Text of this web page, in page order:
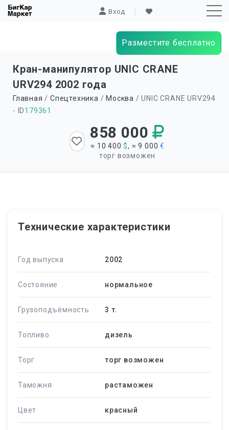
Вход
Разместите бесплатно
Кран-манипулятор UNIC CRANE
URV294 2002 года
Главная /Спецтехника / Москва / UNIC CRANE URV294
- ID179361
858 000
≈ 10 400$, ≈ 9 000€
торг возможен
Технические характеристики
Год выпуска 2002
Состояние нормальное
Грузоподъёмность 3 т.
Топливо дизель
Торг торг возможен
Таможня растаможен
Цвет красный